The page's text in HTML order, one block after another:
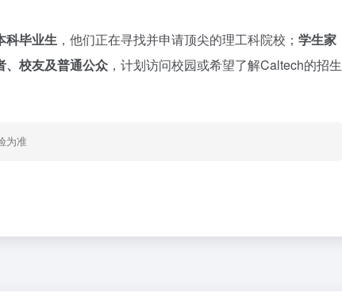
科毕业生 ，他们正在寻找并申请顶尖的理工科院校； 学生家
、校友及普通公众 ，计划访问校园或希望了解Caltech的招生
为准